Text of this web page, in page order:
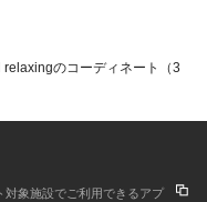
のコーディネート（3
対象施設でご利用できるアプ